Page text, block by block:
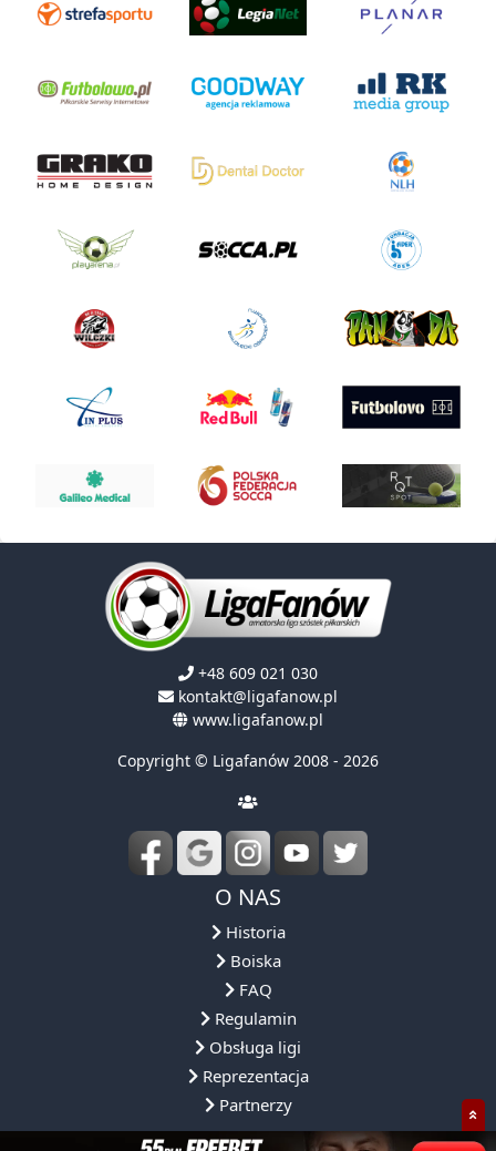
+48 609 021 030
kontakt@ligafanow.pl
www.ligafanow.pl
Copyright © Ligafanów 2008 - 2026
O NAS
Historia
Boiska
FAQ
Regulamin
Obsługa ligi
Reprezentacja
Partnerzy